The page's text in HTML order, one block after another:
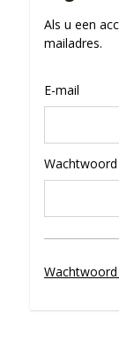
Als u een
mailadres.
E-mail
Wachtwoord